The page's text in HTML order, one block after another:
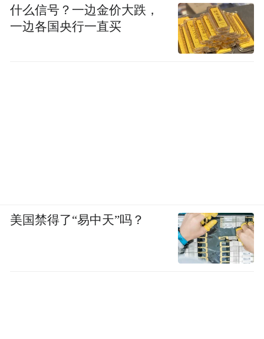
什么信号？一边金价大跌，
一边各国央行一直买
美国禁得了“易中天”吗？